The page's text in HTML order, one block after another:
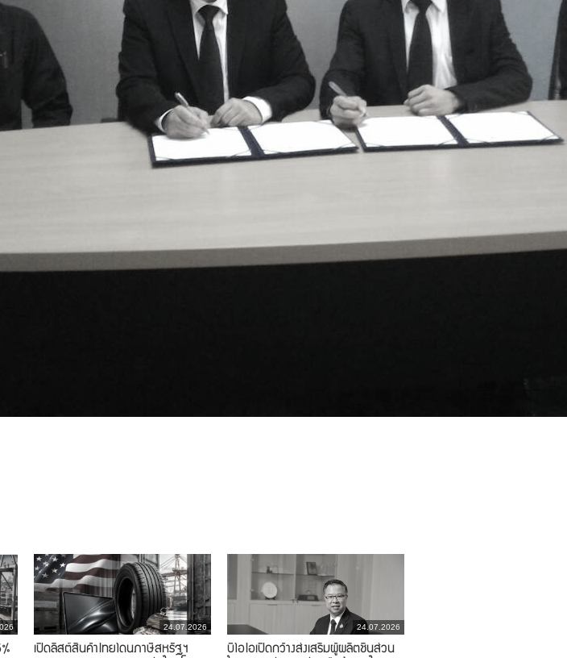
24.07.2026
เปิดลิสต์สินค้าไทยโดนภาษีสหรัฐฯ
24.07.2026
บีโอไอเปิดกว้างส่งเสริมผู้ผลิตชิ้นส่วน